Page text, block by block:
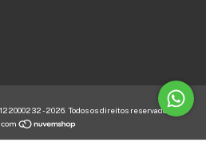
- 2026. Todos os direitos reservados.